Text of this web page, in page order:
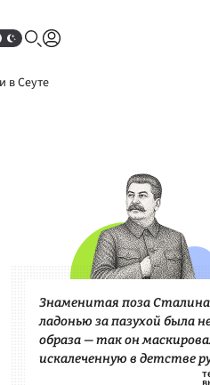
в Сеуте
Знаменитая поза Сталина
ладонью за пазухой была
образа — так он
искалеченную в детстве